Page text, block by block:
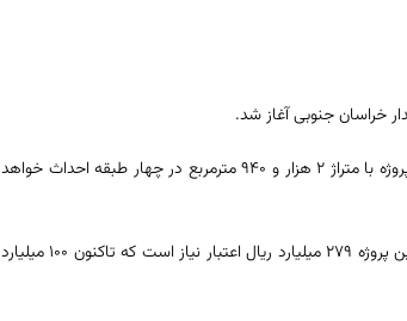
رئیس دانشگاه علوم پزشکی بیرجند روز پنجشنبه در این آیین گفت: این پروژه با متراژ ۲ هزار و ۹۴۰ مترمربع در چهار طبقه احداث خواهد
سیدمحمد موسوی میرزایی عنوان کرد: در مجموع برای اجرای مرحله اول این پروژه ۲۷۹ میلیارد ریال اعتبار نیاز است که تاکنون ۱۰۰ میلیارد